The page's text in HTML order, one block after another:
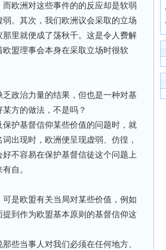
而欧洲对这些事件的的反应却是软弱
。其次，我们欧洲议会采取的立场
里就便成了荡秋千。这是令人费解
盟理事会本身在采取立场时很软
政治力量的结果，但也是一种对基
方的做法，不是吗？
护基督信仰某些价值的问题时，就
出现时，欧洲便呈现虚弱、仿徨，
不容易在保护基督信徒这个问题上
自。
是欧盟有关当局对某些价值，例如
到作为欧盟基本原则的基督信仰这
些当事人对我们必须在任何地方、